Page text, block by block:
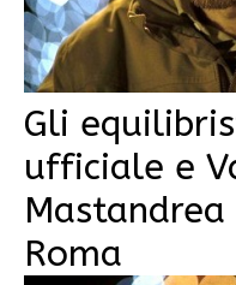
Gli
ufficiale e
Roma